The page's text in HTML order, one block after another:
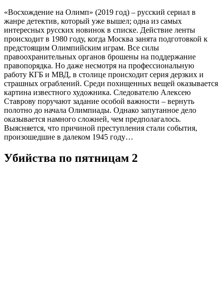
«Восхождение на Олимп» (2019 год) – русский сериал в
жанре детектив, который уже вышел; одна из самых
интересных русских новинок в списке. Действие ленты
происходит в 1980 году, когда Москва занята подготовкой к
предстоящим Олимпийским играм. Все силы
правоохранительных органов брошены на поддержание
правопорядка. Но даже несмотря на профессиональную
работу КГБ и МВД, в столице происходит серия дерзких и
страшных ограблений. Среди похищенных вещей оказывается
картина известного художника. Следователю Алексею
Ставрову поручают задание особой важности – вернуть
полотно до начала Олимпиады. Однако запутанное дело
оказывается намного сложней, чем предполагалось.
Выясняется, что причиной преступления стали события,
произошедшие в далеком 1945 году…
Убийства по пятницам 2